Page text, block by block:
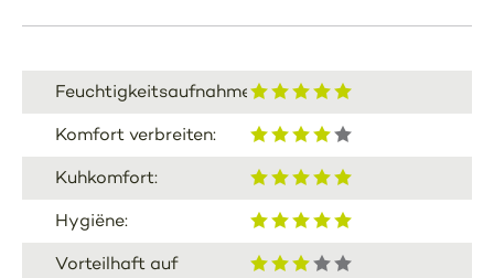
Feuchtigkeitsaufnahme:
Komfort verbreiten:
Kuhkomfort:
Hygiëne:
Vorteilhaft auf